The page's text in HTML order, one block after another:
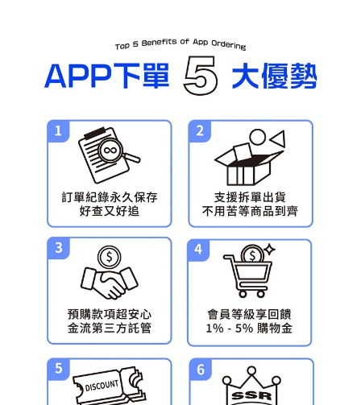
預購-宅配(舊)
每筆NT$120，滿NT$3,000(含以上)免運費
預購-宅配(離島)(舊)
每筆NT$160，滿NT$3,000(含以上)免運費
東海門市自取，需自備購物袋取貨唷。